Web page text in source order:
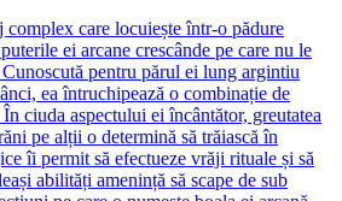
complex care locuiește într-o pădure
ei arcane crescânde pe care nu le
pentru părul ei lung argintiu
ea întruchipează o combinație de
ciuda aspectului ei încântător, greutatea
pe alții o determină să trăiască în
îi permit să efectueze vrăji rituale și să
abilități amenință să scape de sub